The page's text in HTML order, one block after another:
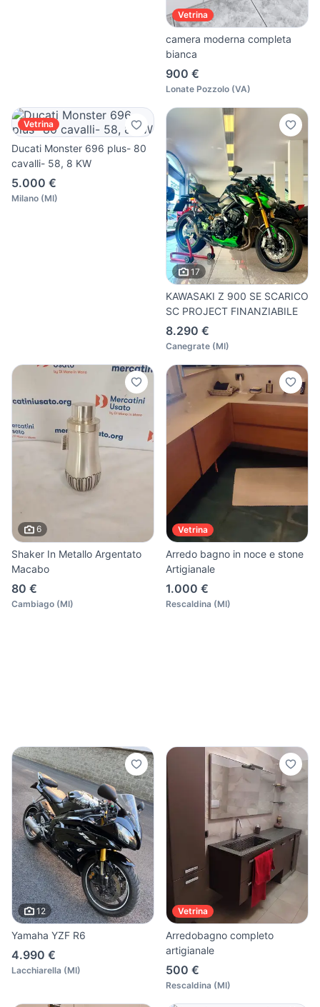
Vetrina
camera moderna completa
bianca
900 €
Lonate Pozzolo (VA)
Vetrina
Ducati Monster 696 plus- 80
cavalli- 58, 8 KW
5.000 €
Milano (MI)
17
KAWASAKI Z 900 SE SCARICO
SC PROJECT FINANZIABILE
8.290 €
Canegrate (MI)
6
Shaker In Metallo Argentato
Macabo
80 €
Cambiago (MI)
Vetrina
Arredo bagno in noce e stone
Artigianale
1.000 €
Rescaldina (MI)
12
Yamaha YZF R6
4.990 €
Lacchiarella (MI)
Vetrina
Arredobagno completo
artigianale
500 €
Rescaldina (MI)